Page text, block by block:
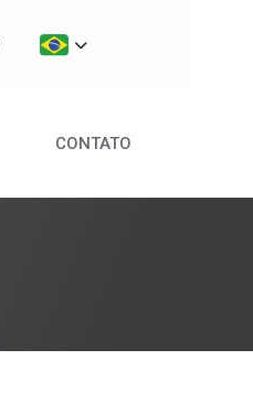
CONTATO